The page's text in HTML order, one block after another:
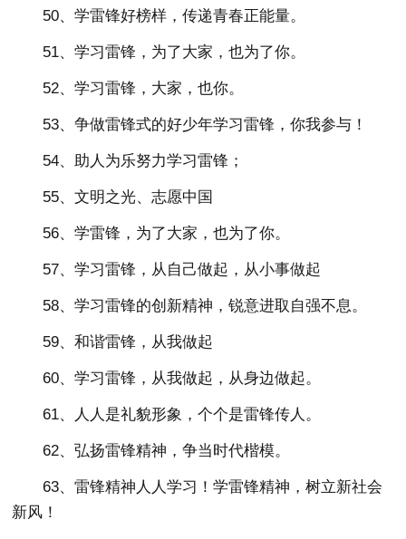
50、学雷锋好榜样，传递青春正能量。
51、学习雷锋，为了大家，也为了你。
52、学习雷锋，大家，也你。
53、争做雷锋式的好少年学习雷锋，你我参与！
54、助人为乐努力学习雷锋；
55、文明之光、志愿中国
56、学雷锋，为了大家，也为了你。
57、学习雷锋，从自己做起，从小事做起
58、学习雷锋的创新精神，锐意进取自强不息。
59、和谐雷锋，从我做起
60、学习雷锋，从我做起，从身边做起。
61、人人是礼貌形象，个个是雷锋传人。
62、弘扬雷锋精神，争当时代楷模。
63、雷锋精神人人学习！学雷锋精神，树立新社会
新风！